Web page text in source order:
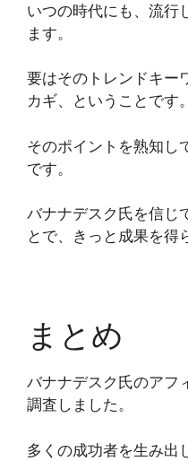
いつの時代にも、流行
ます。
要はそのトレンドキー
カギ、ということです。
そのポイントを熟知し
です。
バナナデスク氏を信じ
とで、きっと成果を得
まとめ
バナナデスク氏のアフ
調査しました。
多くの成功者を生み出